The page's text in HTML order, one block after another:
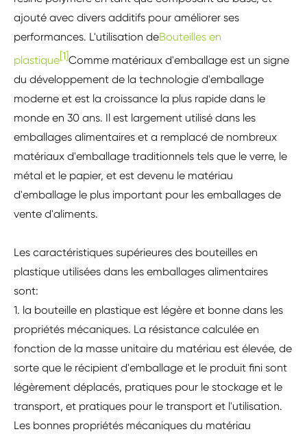
ajouté avec divers additifs pour améliorer ses
performances. L'utilisation deBouteilles en
plastique[1]Comme matériaux d'emballage est un signe
du développement de la technologie d'emballage
moderne et est la croissance la plus rapide dans le
monde en 30 ans. Il est largement utilisé dans les
emballages alimentaires et a remplacé de nombreux
matériaux d'emballage traditionnels tels que le verre, le
métal et le papier, et est devenu le matériau
d'emballage le plus important pour les emballages de
vente d'aliments.
Les caractéristiques supérieures des bouteilles en
plastique utilisées dans les emballages alimentaires
sont:
1. la bouteille en plastique est légère et bonne dans les
propriétés mécaniques. La résistance calculée en
fonction de la masse unitaire du matériau est élevée, de
sorte que le récipient d'emballage et le produit fini sont
légèrement déplacés, pratiques pour le stockage et le
transport, et pratiques pour le transport et l'utilisation.
Les bonnes propriétés mécaniques du matériau